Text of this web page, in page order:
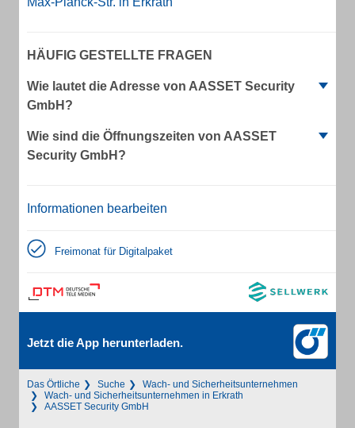
HÄUFIG GESTELLTE FRAGEN
Wie lautet die Adresse von AASSET Security
GmbH?
Wie sind die Öffnungszeiten von AASSET
Security GmbH?
Informationen bearbeiten
Freimonat für Digitalpaket
Jetzt die App herunterladen.
Das Örtliche Suche
Wach- und Sicherheitsunternehmen
Wach- und Sicherheitsunternehmen in Erkrath
AASSET Security GmbH